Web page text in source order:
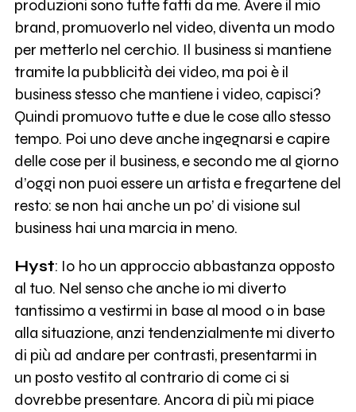
produzioni sono tutte fatti da me. Avere il mio
brand, promuoverlo nel video, diventa un modo
per metterlo nel cerchio. Il business si mantiene
tramite la pubblicità dei video, ma poi è il
business stesso che mantiene i video, capisci?
Quindi promuovo tutte e due le cose allo stesso
tempo. Poi uno deve anche ingegnarsi e capire
delle cose per il business, e secondo me al giorno
d’oggi non puoi essere un artista e fregartene del
resto: se non hai anche un po’ di visione sul
business hai una marcia in meno.
Hyst: Io ho un approccio abbastanza opposto
al tuo. Nel senso che anche io mi diverto
tantissimo a vestirmi in base al mood o in base
alla situazione, anzi tendenzialmente mi diverto
di più ad andare per contrasti, presentarmi in
un posto vestito al contrario di come ci si
dovrebbe presentare. Ancora di più mi piace